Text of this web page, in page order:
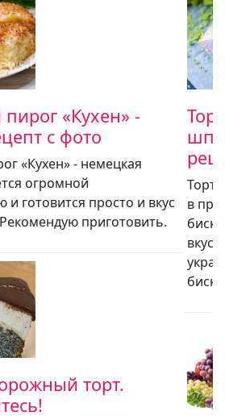
«Кухен» -
с фото
«Кухен» - немецкая
огромной
и готовится просто и вкус
Рекомендую приготовить.
торт.
Торт
в